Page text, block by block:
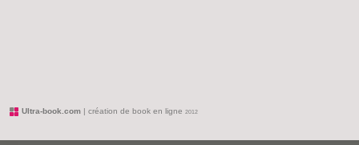
Ultra-book.com | création de book en ligne 2012